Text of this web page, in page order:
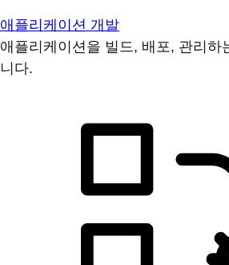
애플리케이션 개발
애플리케이션을 빌드, 배포, 관리하
니다.